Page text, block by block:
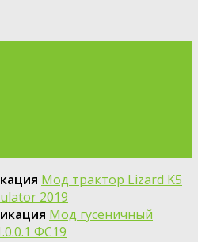
Мод трактор Lizard K5
2019
Мод гусеничный
ФС19